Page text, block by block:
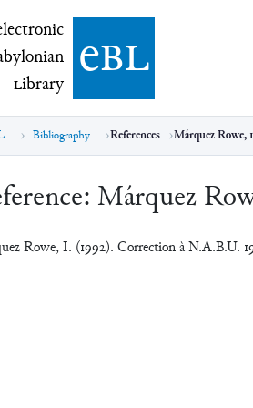
Babylonian Library (eBL)
Library ebl
Bibliography References Márquez Rowe,
Márquez
Rowe, I. (1992). Correction à N.A.B.U.